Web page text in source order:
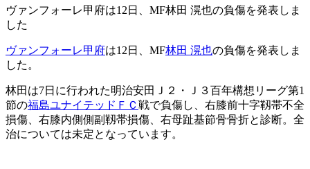
ヴァンフォーレ甲府は12日、MF林田 滉也の負傷を発表しま
した
ヴァンフォーレ甲府は12日、MF林田 滉也の負傷を発表しま
した。
林田は7日に行われた明治安田Ｊ２・Ｊ３百年構想リーグ第1
節の福島ユナイテッドＦＣ 戦で負傷し、右膝前十字靱帯不全
損傷、右膝内側側副靱帯損傷、右母趾基節骨骨折と診断。全
治については未定となっています。